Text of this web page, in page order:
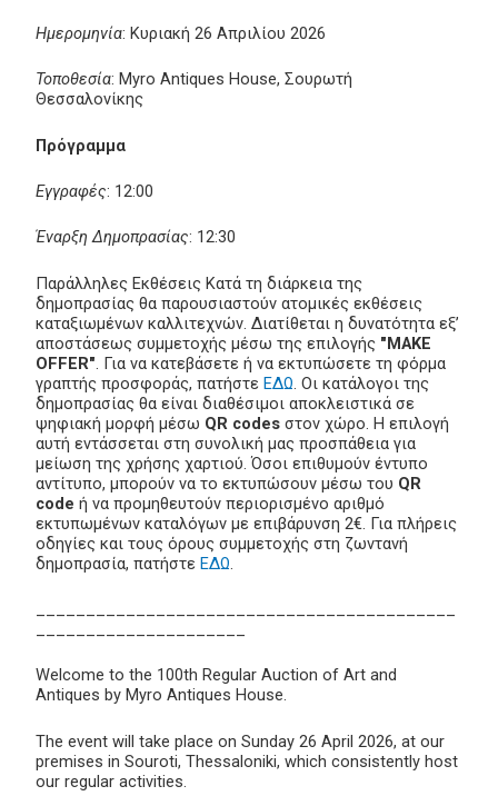
Ημερομηνία: Κυριακή 26 Απριλίου 2026
Τοποθεσία: Myro Antiques House, Σουρωτή
Θεσσαλονίκης
Πρόγραμμα
Εγγραφές: 12:00
Έναρξη Δημοπρασίας: 12:30
Παράλληλες Εκθέσεις Κατά τη διάρκεια της
δημοπρασίας θα παρουσιαστούν ατομικές εκθέσεις
καταξιωμένων καλλιτεχνών. Διατίθεται η δυνατότητα εξ’
αποστάσεως συμμετοχής μέσω της επιλογής "MAKE
OFFER" . Για να κατεβάσετε ή να εκτυπώσετε τη φόρμα
γραπτής προσφοράς, πατήστε ΕΔΩ . Οι κατάλογοι της
δημοπρασίας θα είναι διαθέσιμοι αποκλειστικά σε
ψηφιακή μορφή μέσω QR codes στον χώρο. Η επιλογή
αυτή εντάσσεται στη συνολική μας προσπάθεια για
μείωση της χρήσης χαρτιού. Όσοι επιθυμούν έντυπο
αντίτυπο, μπορούν να το εκτυπώσουν μέσω του QR
code ή να προμηθευτούν περιορισμένο αριθμό
εκτυπωμένων καταλόγων με επιβάρυνση 2€. Για πλήρεις
οδηγίες και τους όρους συμμετοχής στη ζωντανή
δημοπρασία, πατήστε ΕΔΩ
Welcome to the 100th Regular Auction of Art and
Antiques by Myro Antiques House.
The event will take place on Sunday 26 April 2026, at our
premises in Souroti, Thessaloniki, which consistently host
our regular activities.